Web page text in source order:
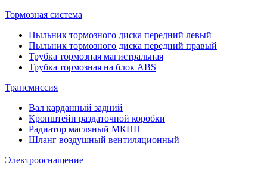
Тормозная система
Пыльник тормозного диска передний левый
Пыльник тормозного диска передний правый
Трубка тормозная магистральная
Трубка тормозная на блок ABS
Трансмиссия
Вал карданный задний
Кронштейн раздаточной коробки
Радиатор масляный МКПП
Шланг воздушный вентиляционный
Электрооснащение